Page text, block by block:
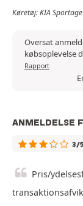
Køretøj: KIA Sportage
Oversat
købsoplevelse
Rapport
ANMELDELSE
3/5
Pris/